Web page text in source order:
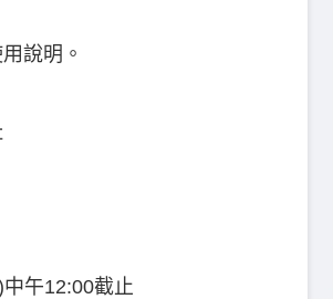
說明。
午12:00截止